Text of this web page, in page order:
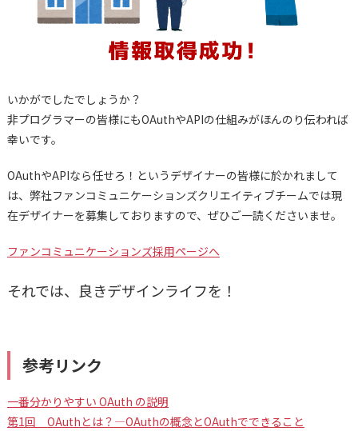
いかがでしたでしょうか？
非プログラマーの皆様にもOAuthやAPIの仕組みがほんのり伝われば
幸いです。
OAuthやAPIなら任せろ！というデザイナーの皆様に於かれまして
は、弊社ファンコミュニケーションズクリエイティブチームでは現
在デザイナーを募集しておりますので、ぜひご一読くださいませ。
ファンコミュニケーションズ採用ページへ
それでは、良きデザインライフを！
参考リンク
一番分かりやすい OAuth の説明
第1回 OAuthとは？―OAuthの概念とOAuthでできること